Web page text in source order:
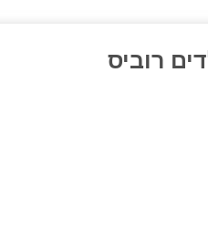
רוביס